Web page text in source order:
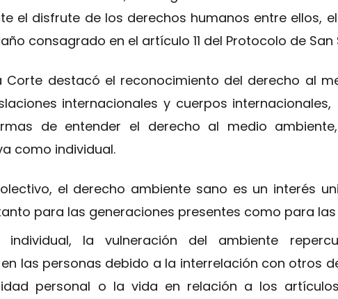
el disfrute de los derechos humanos entre ellos,
consagrado en el artículo 11 del Protocolo de San
Corte destacó el reconocimiento del derecho al
internacionales y cuerpos
de entender el derecho al medio
como individual.
el derecho ambiente sano es un interés
para las generaciones presentes como para
la vulneración del ambiente
las personas debido a la interrelación con otros
personal o la vida en relación a los